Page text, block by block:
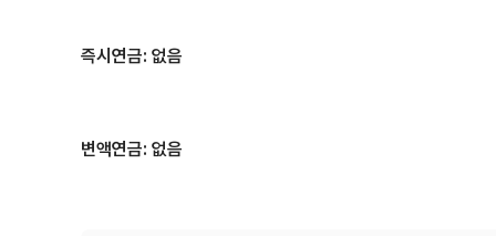
즉시연금: 없음
변액연금: 없음